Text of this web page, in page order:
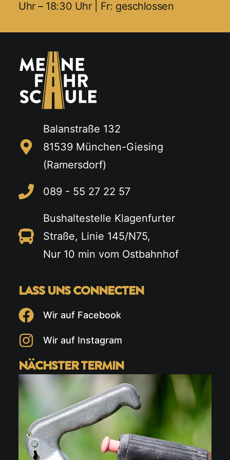
Uhr – 18:30 Uhr | Fr: geschlossen
Balanstraße 132
81539 München-Giesing
(Ramersdorf)
089 - 55 27 22 57
Bushaltestelle Klagenfurter
Straße, Linie 145/N75,
Nur 10 min vom Ostbahnhof
LASS UNS CONNECTEN
Wir auf Facebook
Wir auf Instagram
NÄCHSTER TERMIN